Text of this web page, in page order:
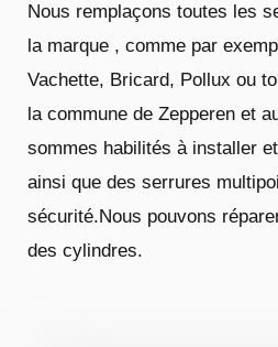
Nous remplaçons toutes les
la marque , comme par
Vachette, Bricard, Pollux ou
la commune de Zepperen et
sommes habilités à installer
ainsi que des serrures
sécurité.Nous pouvons
des cylindres.